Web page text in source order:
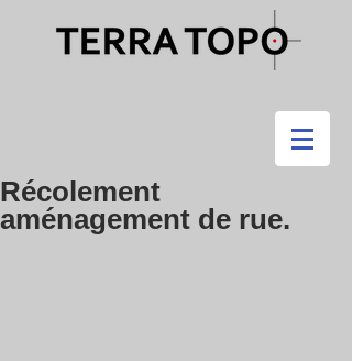
Récolement
aménagement de rue.